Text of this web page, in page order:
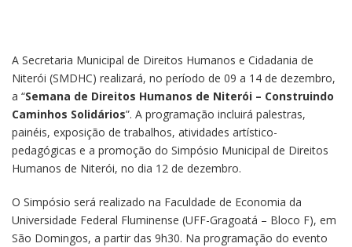
A Secretaria Municipal de Direitos Humanos e Cidadania de
Niterói (SMDHC) realizará, no período de 09 a 14 de dezembro,
a “Semana de Direitos Humanos de Niterói – Construindo
Caminhos Solidários”. A programação incluirá palestras,
painéis, exposição de trabalhos, atividades artístico-
pedagógicas e a promoção do Simpósio Municipal de Direitos
Humanos de Niterói, no dia 12 de dezembro.
O Simpósio será realizado na Faculdade de Economia da
Universidade Federal Fluminense (UFF-Gragoatá – Bloco F), em
São Domingos, a partir das 9h30. Na programação do evento